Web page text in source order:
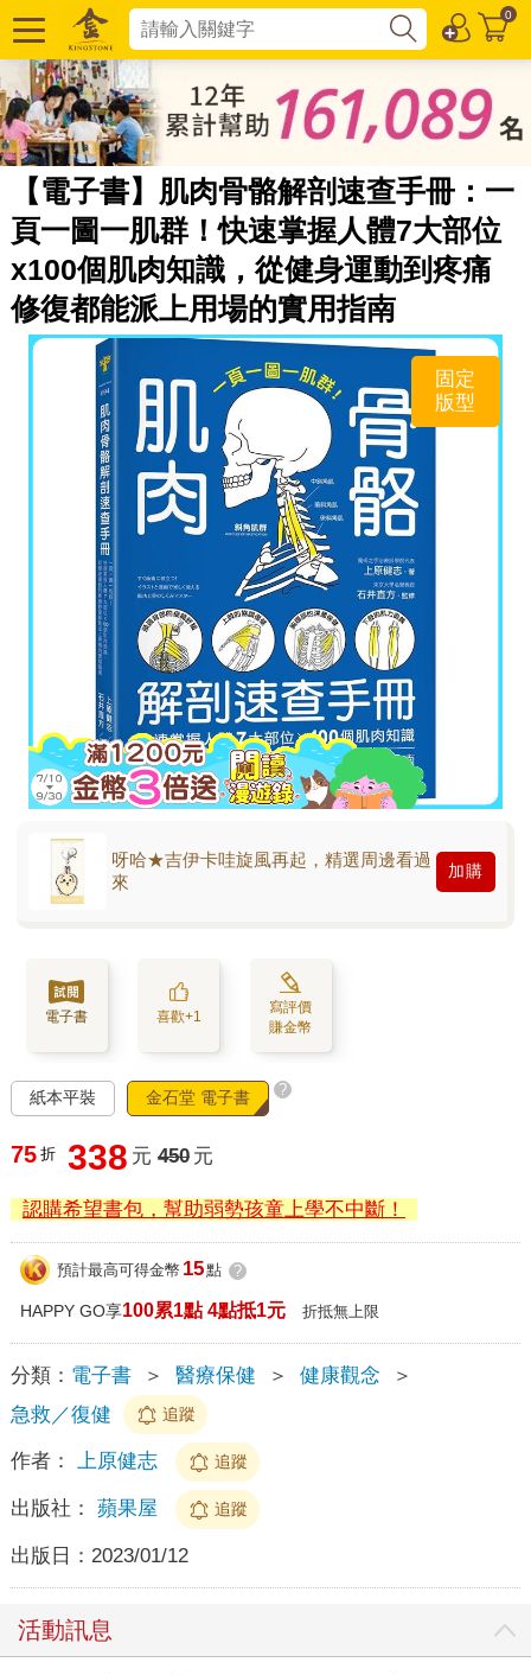
0
【電子書】肌肉骨骼解剖速查手冊：一
頁一圖一肌群！快速掌握人體7大部位
x100個肌肉知識，從健身運動到疼痛
修復都能派上用場的實用指南
固定
版型
呀哈★吉伊卡哇旋風再起，精選周邊看過
來
加購
電子書 喜歡+1
寫評價
賺金幣
紙本平裝 金石堂 電子書 ?
75 折 338 元 450 元
認購希望書包，幫助弱勢孩童上學不中斷！
預計最高可得金幣 15點 ?
HAPPY GO享100累1點 4點抵1元 折抵無上限
分類： 電子書 ＞ 醫療保健 ＞ 健康觀念
＞
急救／復健
追蹤
作者： 上原健志 追蹤
出版社： 蘋果屋 追蹤
出版日： 2023/01/12
活動訊息